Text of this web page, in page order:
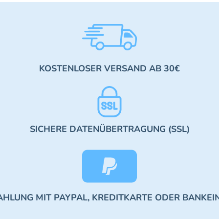
KOSTENLOSER VERSAND AB 30€
SICHERE DATENÜBERTRAGUNG (SSL)
MIT PAYPAL, KREDITKARTE ODER